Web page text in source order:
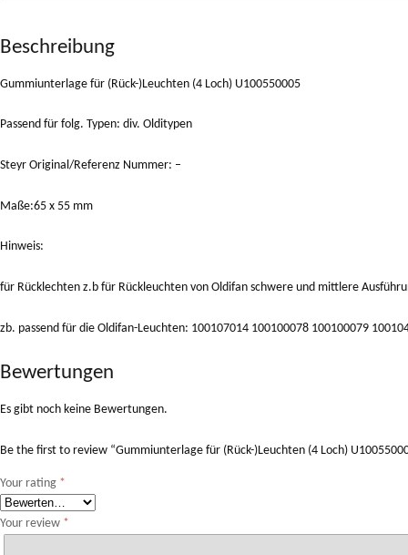
Beschreibung
Gummiunterlage für (Rück-)Leuchten (4 Loch) U100550005
Passend für folg. Typen: div. Olditypen
Steyr Original/Referenz Nummer: –
Maße:65 x 55 mm
Hinweis:
für Rücklechten z.b für Rückleuchten von Oldifan schwere und mittlere
zb. passend für die Oldifan-Leuchten: 100107014 100100078 100100079
Bewertungen
Es gibt noch keine Bewertungen.
Be the first to review “Gummiunterlage für (Rück-)Leuchten (4 Loch)
Your rating *
Your review *